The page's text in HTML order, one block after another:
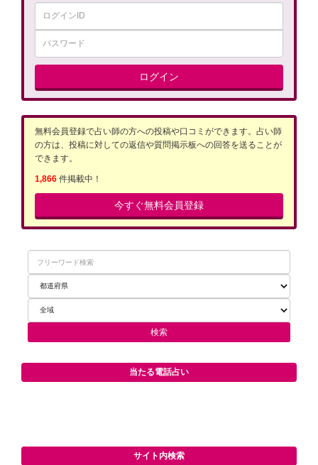
ログイン
無料会員登録で占い師の方への投稿や口コミができます。占い師
の方は、投稿に対しての返信や質問掲示板への回答を送ることが
できます。
1,866 件掲載中！
今すぐ無料会員登録
当たる電話占い
サイト内検索